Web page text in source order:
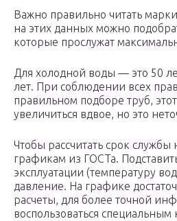
Важно правильно читать
на этих данных можно
которые прослужат
Для холодной воды — это 50
лет. При соблюдении всех
правильном подборе труб,
увеличиться вдвое, но это
Чтобы рассчитать срок службы
графикам из ГОСТа.
эксплуатации (температуру
давление. На графике
расчеты, для более точной
воспользоваться специальным